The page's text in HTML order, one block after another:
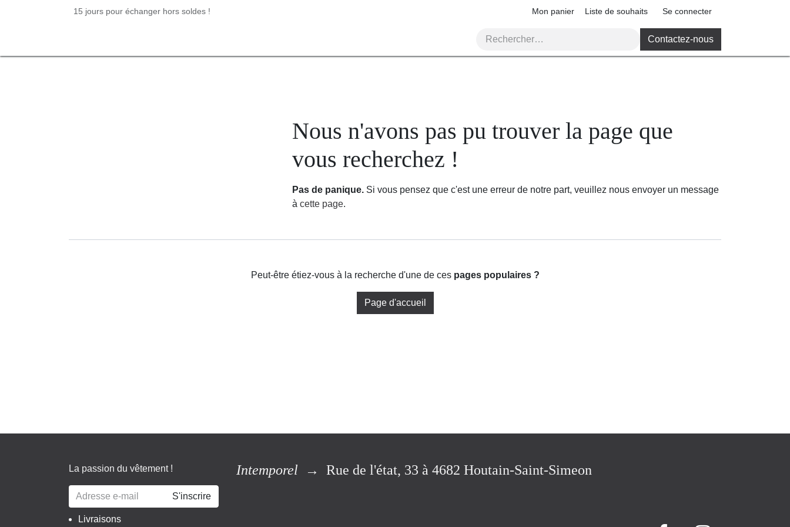
Se rendre au contenu15 jours pour échanger hors soldes ! Mon panier Liste de souhaits Se connecter
Contactez-nous
Erreur 404
Nous n'avons pas pu trouver la page que
vous recherchez !
Pas de panique. Si vous pensez que c'est une erreur de notre part, veuillez nous envoyer un
message àcette page
Peut-être étiez-vous à la recherche d'une de cespages populaires ?
Page d'accueil
La passion​​ du vêtement !
S'inscrire
Intemporel → Rue de l'état, 33 à 4682 Houtain-Saint-Simeon
Livraisons